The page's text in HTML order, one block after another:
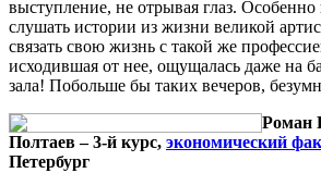
выступление, не отрывая глаз.
слушать истории из жизни великой
связать свою жизнь с такой же
исходившая от нее, ощущалась даже на
зала! Побольше бы таких вечеров,
Роман
Полтаев – 3-й курс, экономический
Петербург